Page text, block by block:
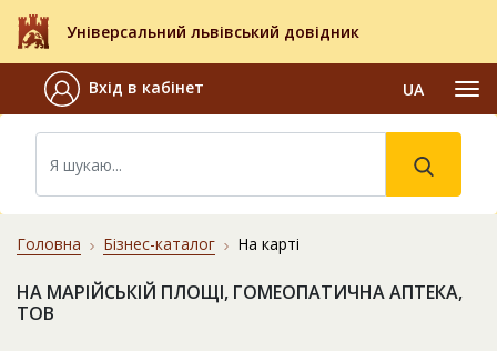
Універсальний львівський довідник
Вхід в кабінет UA
Головна Бізнес-каталог На карті
НА МАРІЙСЬКІЙ ПЛОЩІ, ГОМЕОПАТИЧНА АПТЕКА,
ТОВ